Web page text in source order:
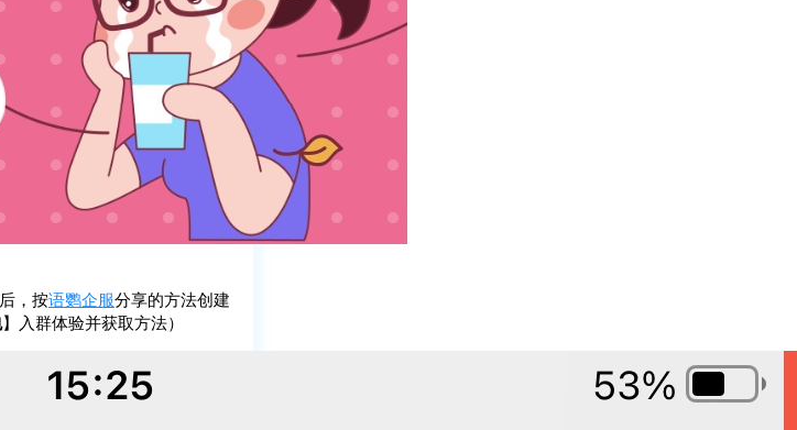
，按语鹦企服分享的方法创建
】入群体验并获取方法）